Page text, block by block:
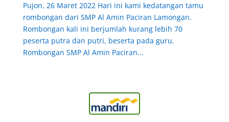
Pujon, 26 Maret 2022 Hari ini kami kedatangan tamu
rombongan dari SMP Al Amin Paciran Lamongan.
Rombongan kali ini berjumlah kurang lebih 70
peserta putra dan putri, beserta pada guru.
Rombongan SMP Al Amin Paciran...